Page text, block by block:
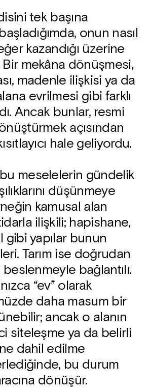
tek başına
onun nasıl
kazandığı üzerine
Bir mekâna dönüşmesi,
madenle ilişkisi ya da
evrilmesi gibi farklı
Ancak bunlar, resmi
açısından
hale geliyordu.
meselelerin gündelik
düşünmeye
kamusal alan
ilişkili; hapishane,
gibi yapılar bunun
Tarım ise doğrudan
bağlantılı.
“ev” olarak
daha masum bir
ancak o alanın
siteleşme ya da belirli
dahil edilme
bu durum
dönüşür.